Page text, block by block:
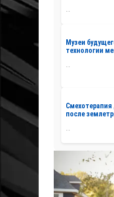
...
Музеи
технологии
после